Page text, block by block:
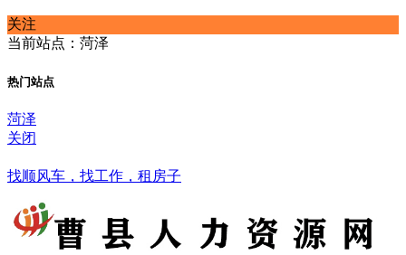
关注
当前站点：菏泽
热门站点
菏泽
关闭
找顺风车，找工作，租房子